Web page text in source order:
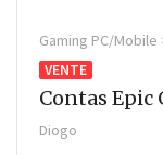
Gaming PC/
VENTE
Contas Epic
Diogo